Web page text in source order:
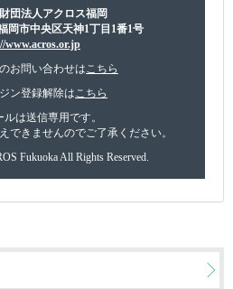
団法人アクロス福岡
岡市中央区天神1丁目1番1号
www.acros.or.jp
お問い合わせはこちら
ン登録解除はこちら
は送信専用です。
できませんのでご了承ください。
Fukuoka All Rights Reserved.